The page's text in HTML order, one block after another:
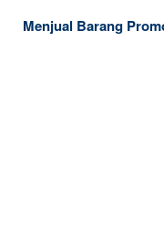
Menjual Barang